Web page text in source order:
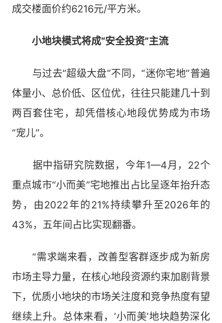
成交楼面价约6216元/平方米。
小地块模式将成“安全投资”主流
与过去“超级大盘”不同，“迷你宅地”普遍
体量小、总价低、区位优，往往只能建几十到
两百套住宅，却凭借核心地段优势成为市场
“宠儿”。
据中指研究院数据，今年1—4月，22个
重点城市“小而美”宅地推出占比呈逐年抬升态
势，由2022年的21%持续攀升至2026年的
43%，五年间占比实现翻番。
“需求端来看，改善型客群逐步成为新房
市场主导力量，在核心地段资源约束加剧背景
下，优质小地块的市场关注度和竞争热度有望
继续上升。总体来看，‘小而美’地块趋势深化